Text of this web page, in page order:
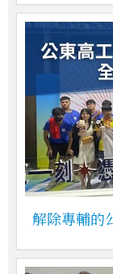
解除專輔的